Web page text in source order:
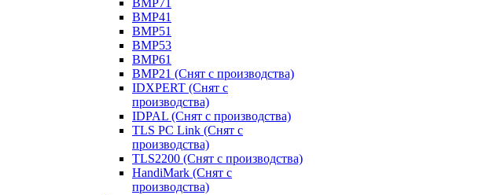
BMP71
BMP41
BMP51
BMP53
BMP61
BMP21 (Снят с производства)
IDXPERT (Снят с
производства)
IDPAL (Снят с производства)
TLS PC Link (Снят с
производства)
TLS2200 (Снят с производства)
HandiMark (Снят с
производства)